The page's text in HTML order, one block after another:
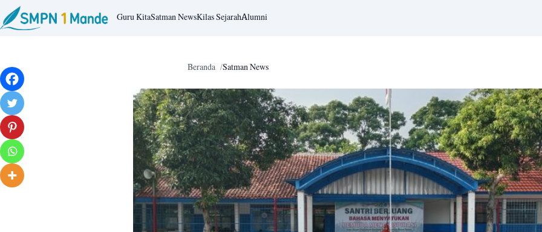
Guru KitaSatman NewsKilas SejarahAlumni
Beranda Satman News